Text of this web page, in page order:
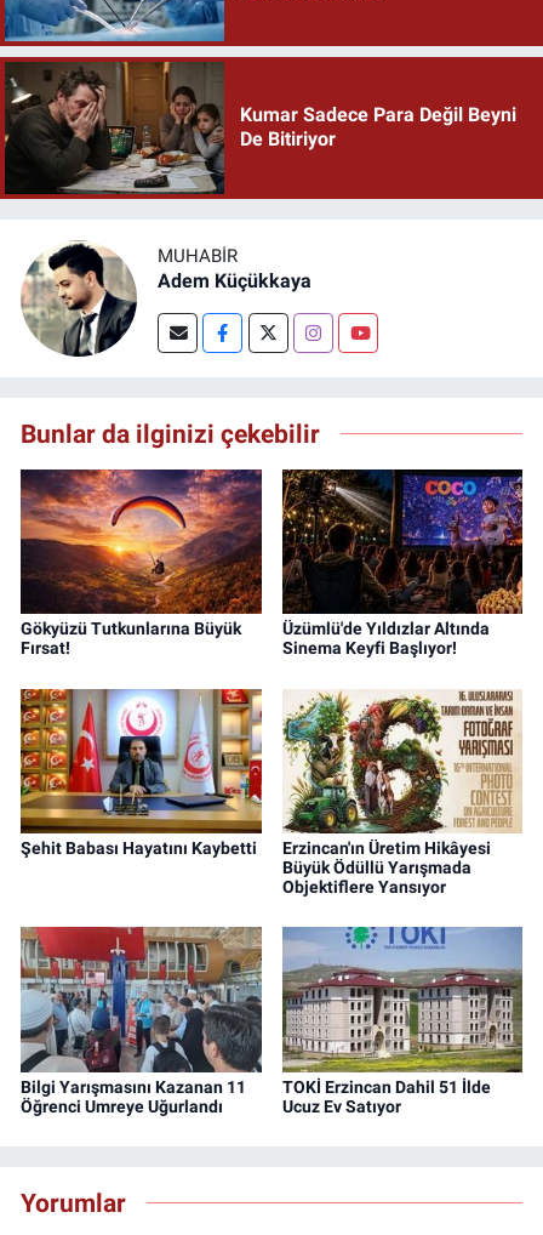
Kumar Sadece Para Değil Beyni
De Bitiriyor
MUHABIR
Adem Küçükkaya
Bunlar da ilginizi çekebilir
Gökyüzü Tutkunlarına Büyük
Fırsat!
Üzümlü'de Yıldızlar Altında
Sinema Keyfi Başlıyor!
Şehit Babası Hayatını Kaybetti
Erzincan'ın Üretim Hikâyesi
Büyük Ödüllü Yarışmada
Objektiflere Yansıyor
Bilgi Yarışmasını Kazanan 11
Öğrenci Umreye Uğurlandı
TOKİ Erzincan Dahil 51 İlde
Ucuz Ev Satıyor
Yorumlar